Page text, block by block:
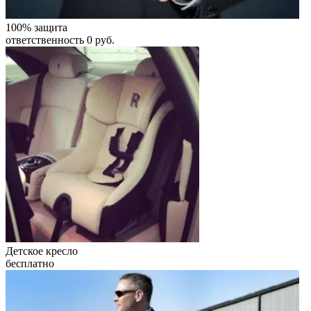
100% защита
ответственность 0 руб.
Детское кресло
бесплатно